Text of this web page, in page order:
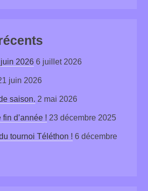
2026 6 juillet 2026
juin 2026
saison. 2 mai 2026
d’année ! 23 décembre 2025
tournoi Téléthon ! 6 décembre